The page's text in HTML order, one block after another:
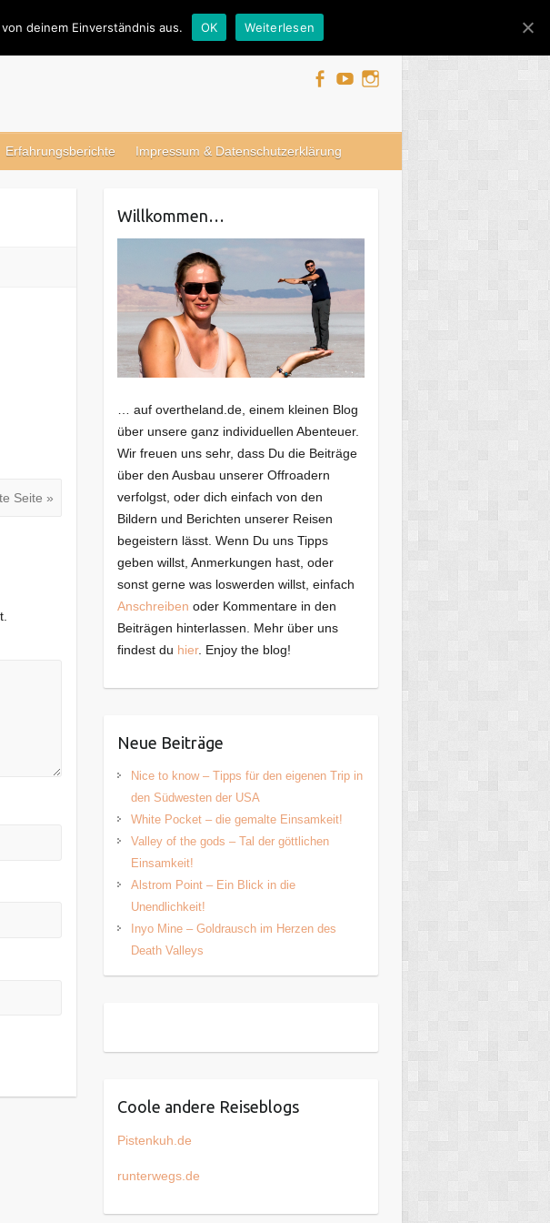
Erfahrungsberichte Impressum & Datenschutzerklärung
Seite »
Willkommen…
… auf overtheland.de, einem kleinen Blog
über unsere ganz individuellen Abenteuer.
Wir freuen uns sehr, dass Du die Beiträge
über den Ausbau unserer Offroadern
verfolgst, oder dich einfach von den
Bildern und Berichten unserer Reisen
begeistern lässt. Wenn Du uns Tipps
geben willst, Anmerkungen hast, oder
sonst gerne was loswerden willst, einfach
Anschreiben oder Kommentare in den
Beiträgen hinterlassen. Mehr über uns
findest du hier. Enjoy the blog!
Neue Beiträge
Nice to know – Tipps für den eigenen Trip in
den Südwesten der USA
White Pocket – die gemalte Einsamkeit!
Valley of the gods – Tal der göttlichen
Einsamkeit!
Alstrom Point – Ein Blick in die
Unendlichkeit!
Inyo Mine – Goldrausch im Herzen des
Death Valleys
Coole andere Reiseblogs
Pistenkuh.de
runterwegs.de
deinem Einverständnis aus. OK Weiterlesen